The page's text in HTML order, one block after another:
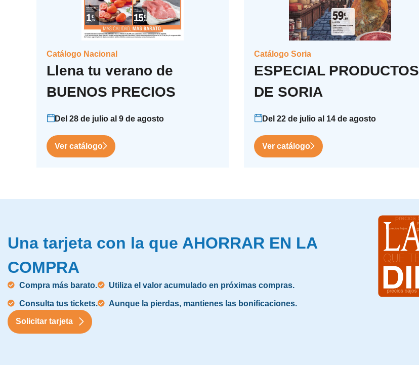
Catálogo Nacional
Llena tu verano de
BUENOS PRECIOS
Del 28 de julio al 9 de agosto
Ver catálogo
Catálogo Soria
ESPECIAL PRODUCTOS
DE SORIA
Del 22 de julio al 14 de agosto
Ver catálogo
Una tarjeta con la que AHORRAR EN LA
COMPRA
Compra más barato.
Consulta tus tickets.
Utiliza el valor acumulado en próximas compras.
Aunque la pierdas, mantienes las bonificaciones.
Solicitar tarjeta